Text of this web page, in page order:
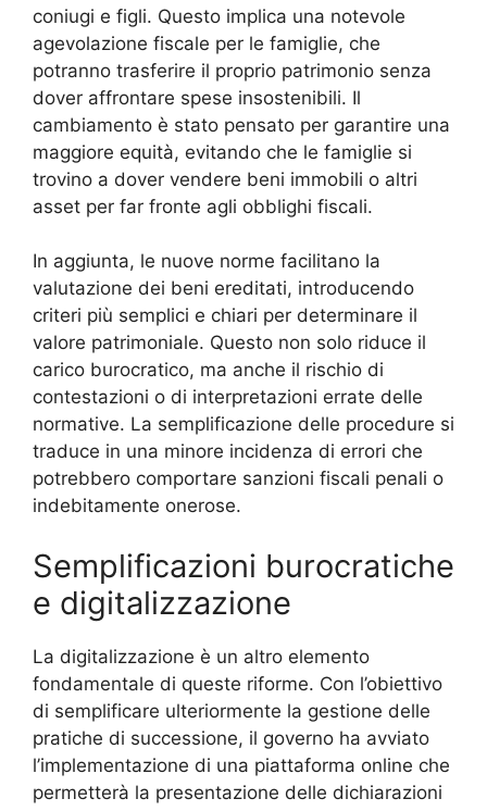
coniugi e figli. Questo implica una notevole
agevolazione fiscale per le famiglie, che
potranno trasferire il proprio patrimonio senza
dover affrontare spese insostenibili. Il
cambiamento è stato pensato per garantire una
maggiore equità, evitando che le famiglie si
trovino a dover vendere beni immobili o altri
asset per far fronte agli obblighi fiscali.
In aggiunta, le nuove norme facilitano la
valutazione dei beni ereditati, introducendo
criteri più semplici e chiari per determinare il
valore patrimoniale. Questo non solo riduce il
carico burocratico, ma anche il rischio di
contestazioni o di interpretazioni errate delle
normative. La semplificazione delle procedure si
traduce in una minore incidenza di errori che
potrebbero comportare sanzioni fiscali penali o
indebitamente onerose.
Semplificazioni burocratiche
e digitalizzazione
La digitalizzazione è un altro elemento
fondamentale di queste riforme. Con l’obiettivo
di semplificare ulteriormente la gestione delle
pratiche di successione, il governo ha avviato
l’implementazione di una piattaforma online che
permetterà la presentazione delle dichiarazioni